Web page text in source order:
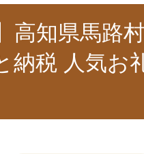
高知県馬路
納税 人気お